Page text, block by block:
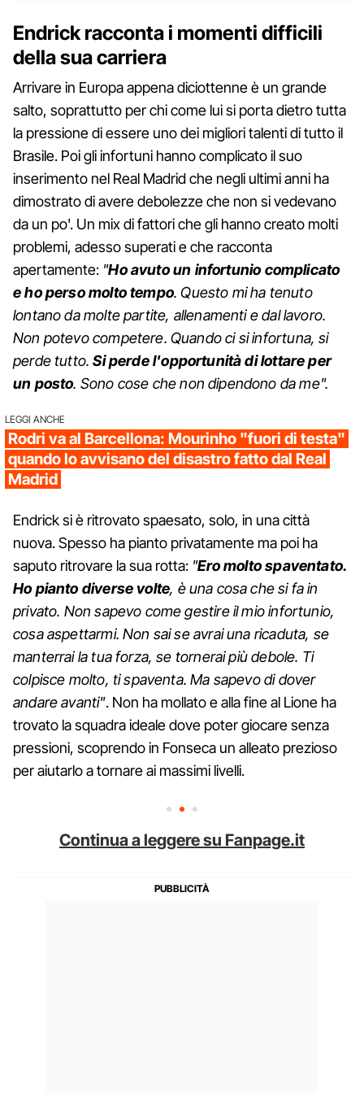
Endrick racconta i momenti difficili
della sua carriera
Arrivare in Europa appena diciottenne è un grande
salto, soprattutto per chi come lui si porta dietro tutta
la pressione di essere uno dei migliori talenti di tutto il
Brasile. Poi gli infortuni hanno complicato il suo
inserimento nel Real Madrid che negli ultimi anni ha
dimostrato di avere debolezze che non si vedevano
da un po'. Un mix di fattori che gli hanno creato molti
problemi, adesso superati e che racconta
apertamente: "Ho avuto un infortunio complicato
e ho perso molto tempo. Questo mi ha tenuto
lontano da molte partite, allenamenti e dal lavoro.
Non potevo competere. Quando ci si infortuna, si
perde tutto.Si perde l'opportunità di lottare per
un posto. Sono cose che non dipendono da me".
LEGGI ANCHE
Rodri va al Barcellona: Mourinho "fuori di testa"
quando lo avvisano del disastro fatto dal Real
Madrid
Endrick si è ritrovato spaesato, solo, in una città
nuova. Spesso ha pianto privatamente ma poi ha
saputo ritrovare la sua rotta: "Ero molto spaventato.
Ho pianto diverse volte, è una cosa che si fa in
privato. Non sapevo come gestire il mio infortunio,
cosa aspettarmi. Non sai se avrai una ricaduta, se
manterrai la tua forza, se tornerai più debole. Ti
colpisce molto, ti spaventa. Ma sapevo di dover
andare avanti". Non ha mollato e alla fine al Lione ha
trovato la squadra ideale dove poter giocare senza
pressioni, scoprendo in Fonseca un alleato prezioso
per aiutarlo a tornare ai massimi livelli.
Continua a leggere su Fanpage.it